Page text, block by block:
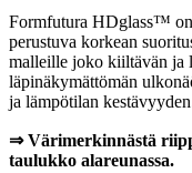
Formfutura HDglass™ on
perustuva korkean
malleille joko kiiltävän ja
läpinäkymättömän
ja lämpötilan
⇒ Värimerkinnästä
taulukko alareunassa.